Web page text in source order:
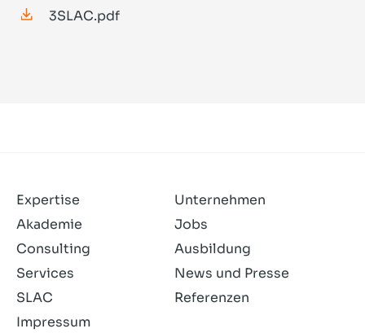
3SLAC.pdf
Expertise
Akademie
Consulting
Services
SLAC
Unternehmen
Jobs
Ausbildung
News und Presse
Referenzen
Impressum